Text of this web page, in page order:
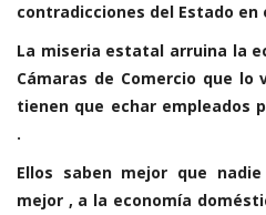
contradicciones del Estado
La miseria estatal arruina la
Cámaras de Comercio que
tienen que echar empleados
.
Ellos saben mejor que
mejor , a la economía